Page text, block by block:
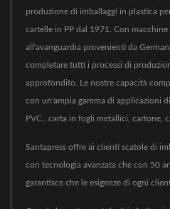
produzione di imballaggi in plastica
cartelle in PP dal 1971. Con
all'avanguardia provenienti da
completare tutti i processi di
approfondito. Le nostre capacità
con un'ampia gamma di applicazioni di
PVC., carta in fogli metallici, cartone,
Santapress offre ai clienti scatole di
con tecnologia avanzata che con 50
garantisce che le esigenze di ogni